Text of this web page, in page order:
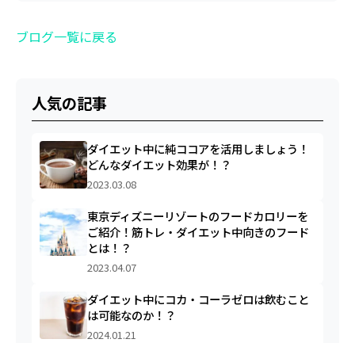
ブログ一覧に戻る
人気の記事
ダイエット中に純ココアを活用しましょう！
どんなダイエット効果が！？
2023.03.08
東京ディズニーリゾートのフードカロリーを
ご紹介！筋トレ・ダイエット中向きのフード
とは！？
2023.04.07
ダイエット中にコカ・コーラゼロは飲むこと
は可能なのか！？
2024.01.21